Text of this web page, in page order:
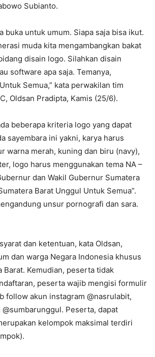
Subianto.
buka untuk umum. Siapa saja bisa ikut.
muda kita mengambangkan bakat
disain logo. Silahkan disain
software apa saja. Temanya,
Semua,” kata perwakilan tim
Oldsan Pradipta, Kamis (25/6).
beberapa kriteria logo yang dapat
sayembara ini yakni, karya harus
warna merah, kuning dan biru (navy),
logo harus menggunakan tema NA –
dan Wakil Gubernur Sumatera
Barat Unggul Untuk Semua”.
unsur pornografi dan sara.
dan ketentuan, kata Oldsan,
dan warga Negara Indonesia khusus
Barat. Kemudian, peserta tidak
peserta wajib mengisi formulir
follow akun instagram @nasrulabit,
Peserta, dapat
kelompok maksimal terdiri